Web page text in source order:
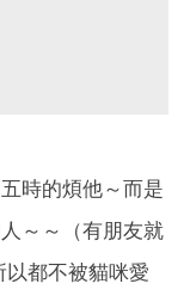
時的煩他～而是
～～（有朋友就
都不被貓咪愛